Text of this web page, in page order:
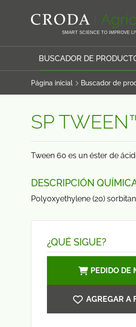
SMART SCIENCE TO IMPROVE
BUSCADOR DE
Página inicial Buscador de
SP
Tween 60 es un éster de
DESCRIPCIÓN
Polyoxyethylene (20)
¿QUÉ SIGUE?
PEDIDO DE
AGREGAR A